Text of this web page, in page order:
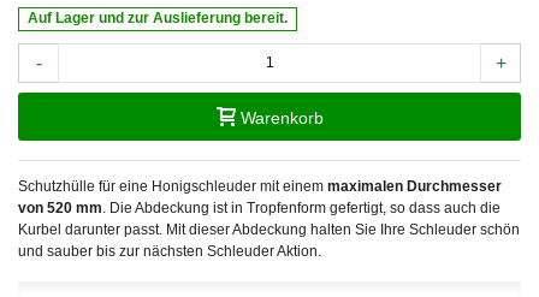
Auf Lager und zur Auslieferung bereit.
- +
Warenkorb
Schutzhülle für eine Honigschleuder mit einem maximalen Durchmesser
von 520 mm . Die Abdeckung ist in Tropfenform gefertigt, so dass auch die
Kurbel darunter passt. Mit dieser Abdeckung halten Sie Ihre Schleuder schön
und sauber bis zur nächsten Schleuder Aktion.